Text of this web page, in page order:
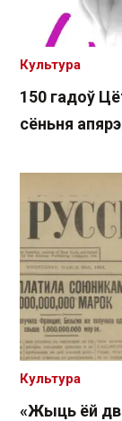
150 гадоў
сёньня
Культура
«Жыць ёй два
Культура